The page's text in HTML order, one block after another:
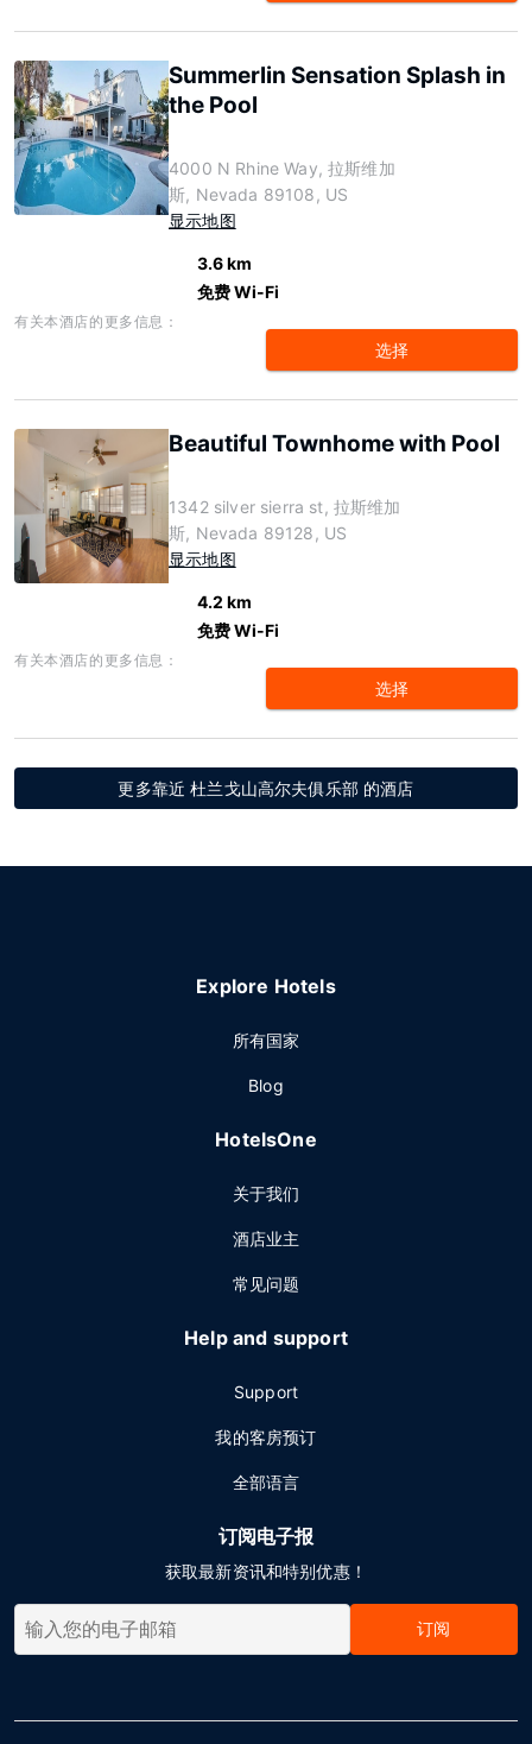
Summerlin Sensation Splash in
the Pool
4000 N Rhine Way, 拉斯维加
斯, Nevada 89108, US
显示地图
3.6 km
免费 Wi-Fi
有关本酒店的更多信息：
选择
Beautiful Townhome with Pool
1342 silver sierra st, 拉斯维加
斯, Nevada 89128, US
显示地图
4.2 km
免费 Wi-Fi
有关本酒店的更多信息：
选择
更多靠近 杜兰戈山高尔夫俱乐部 的酒店
Explore Hotels
所有国家
Blog
HotelsOne
关于我们
酒店业主
常见问题
Help and support
Support
我的客房预订
全部语言
订阅电子报
获取最新资讯和特别优惠！
订阅